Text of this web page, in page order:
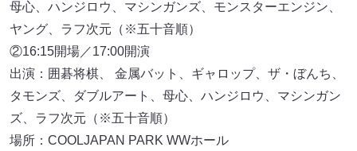
母心、ハンジロウ、マシンガンズ、モンスターエンジン、
ヤング、ラフ次元（※五十音順）
②16:15開場／17:00開演
出演：囲碁将棋、 金属バット、ギャロップ、ザ・ぼんち、
タモンズ、ダブルアート、母心、ハンジロウ、マシンガン
ズ、ラフ次元（※五十音順）
場所：COOLJAPAN PARK WWホール